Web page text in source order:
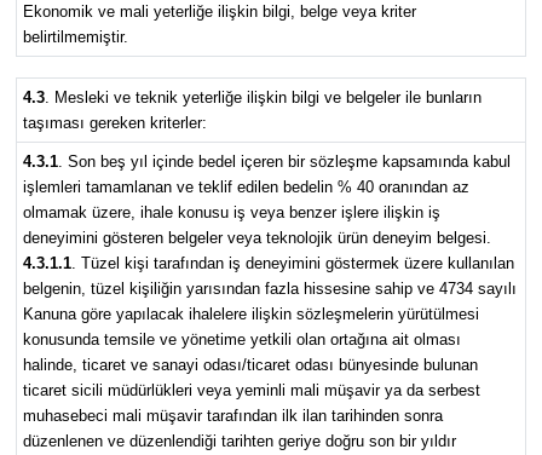
Ekonomik ve mali yeterliğe ilişkin bilgi, belge veya kriter
belirtilmemiştir.
4.3. Mesleki ve teknik yeterliğe ilişkin bilgi ve belgeler ile bunların
taşıması gereken kriterler:
4.3.1. Son beş yıl içinde bedel içeren bir sözleşme kapsamında kabul
işlemleri tamamlanan ve teklif edilen bedelin % 40 oranından az
olmamak üzere, ihale konusu iş veya benzer işlere ilişkin iş
deneyimini gösteren belgeler veya teknolojik ürün deneyim belgesi.
4.3.1.1. Tüzel kişi tarafından iş deneyimini göstermek üzere kullanılan
belgenin, tüzel kişiliğin yarısından fazla hissesine sahip ve 4734 sayılı
Kanuna göre yapılacak ihalelere ilişkin sözleşmelerin yürütülmesi
konusunda temsile ve yönetime yetkili olan ortağına ait olması
halinde, ticaret ve sanayi odası/ticaret odası bünyesinde bulunan
ticaret sicili müdürlükleri veya yeminli mali müşavir ya da serbest
muhasebeci mali müşavir tarafından ilk ilan tarihinden sonra
düzenlenen ve düzenlendiği tarihten geriye doğru son bir yıldır